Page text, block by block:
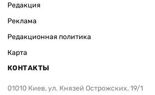
Редакция
Реклама
Редакционная политика
Карта
КОНТАКТЫ
01010 Киев, ул. Князей Острожских, 19/1